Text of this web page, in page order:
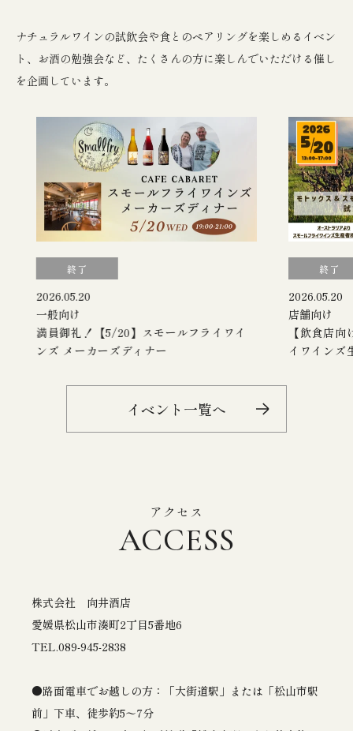
ナチュラルワインの試飲会や食とのペアリングを楽しめるイベン
ト、お酒の勉強会など、たくさんの方に楽しんでいただける催し
を企画しています。
終了
2026.05.20
一般向け
満員御礼！【5/20】スモールフライワイ
ンズ メーカーズディナー
終了
2026.05.20
店舗向け
【飲食店向
イワインズ
イベント一覧へ
アクセス
株式会社 向井酒店
愛媛県松山市湊町2丁目5番地6
TEL.089-945-2838
路面電車でお越しの方：「大街道駅」または「松山市駅
前」下車、徒歩約5〜7分